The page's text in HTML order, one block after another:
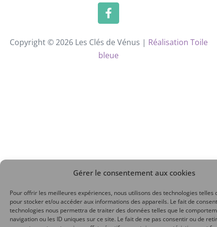
Gérer le consentement aux cookies
Pour offrir les meilleures expériences, nous utilisons des technologies telles
pour stocker et/ou accéder aux informations des appareils. Le fait de
technologies nous permettra de traiter des données telles que le
navigation ou les ID uniques sur ce site. Le fait de ne pas consentir ou de
Copyright © 2026 Les Clés de Vénus | Réalisation Toile
bleue